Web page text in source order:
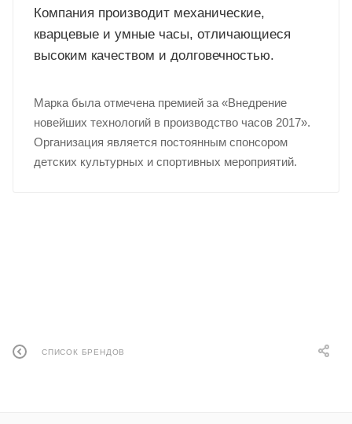
Компания производит механические,
кварцевые и умные часы, отличающиеся
высоким качеством и долговечностью.
Марка была отмечена премией за «Внедрение
новейших технологий в производство часов 2017».
Организация является постоянным спонсором
детских культурных и спортивных мероприятий.
СПИСОК БРЕНДОВ